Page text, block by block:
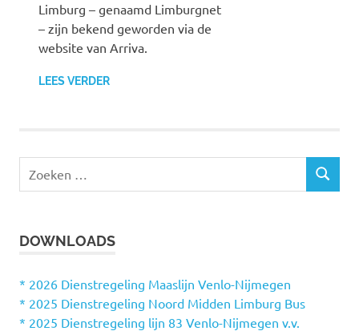
Limburg – genaamd Limburgnet
– zijn bekend geworden via de
website van Arriva.
LEES VERDER
e
n
a
a
Z
DOWNLOADS
* 2026 Dienstregeling Maaslijn Venlo-Nijmegen
* 2025 Dienstregeling Noord Midden Limburg Bus
* 2025 Dienstregeling lijn 83 Venlo-Nijmegen v.v.